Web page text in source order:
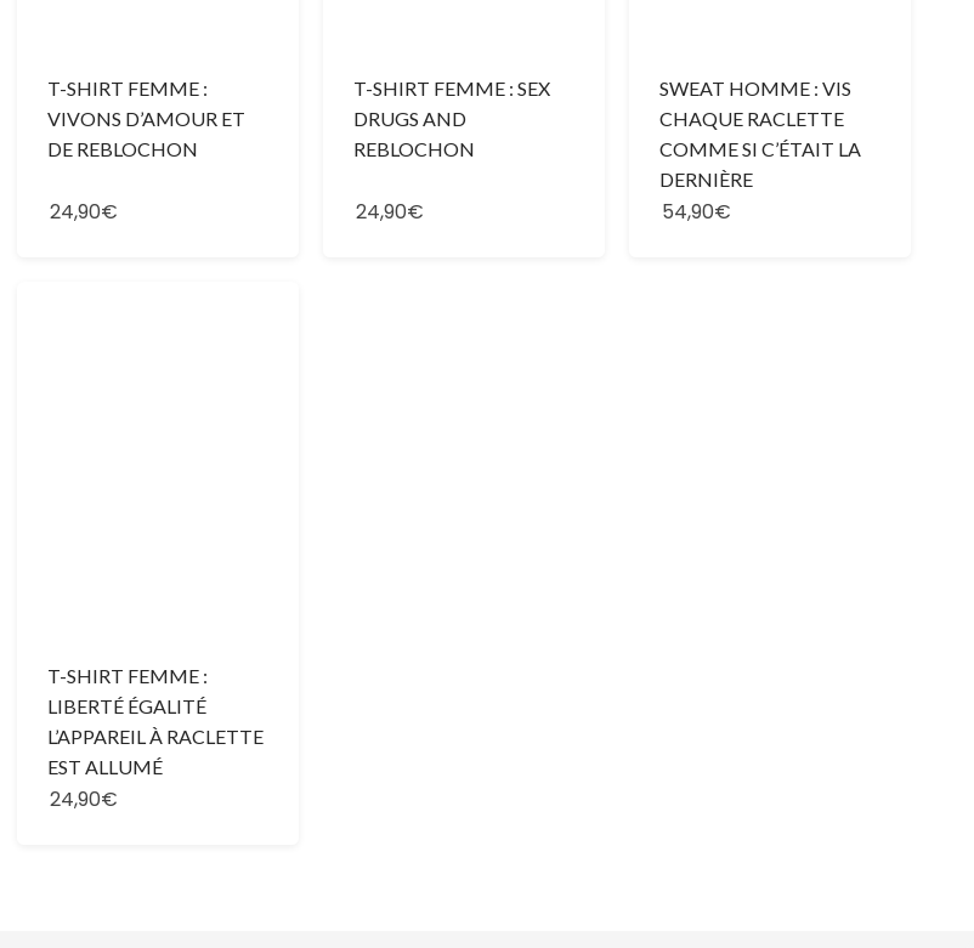
T-SHIRT FEMME :
VIVONS D’AMOUR ET
DE REBLOCHON
24,90€
T-SHIRT FEMME : SEX
DRUGS AND
REBLOCHON
24,90€
SWEAT HOMME : VIS
CHAQUE RACLETTE
COMME SI C’ÉTAIT LA
DERNIÈRE
54,90€
T-SHIRT FEMME :
LIBERTÉ ÉGALITÉ
L’APPAREIL À RACLETTE
EST ALLUMÉ
24,90€